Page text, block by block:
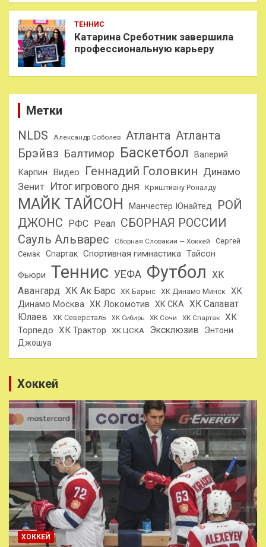
ТЕННИС
Катарина Среботник завершила
профессиональную карьеру
Метки
NLDS
Александр Соболев Атланта Атланта
Брэйвз Балтимор Баскетбол
Валерий
Карпин
Видео Геннадий Головкин Динамо
Зенит Итог игрового дня Криштиану Роналду
МАЙК ТАЙСОН Манчестер Юнайтед
РОЙ
ДЖОНС РФС Реал СБОРНАЯ РОССИИ
Сауль Альварес Сборная Словакии — Хоккей
Сергей
Семак
Спартак Спортивная гимнастика Тайсон
Фьюри Теннис УЕФА Футбол ХК
Авангард ХК Ак Барс ХК Барыс ХК Динамо Минск
ХК
Динамо Москва ХК Локомотив ХК СКА
ХК Салават
Юлаев
ХК Северсталь ХК Сибирь ХК Сочи ХК Спартак
ХК
Торпедо ХК Трактор ХК ЦСКА Эксклюзив
Энтони
Джошуа
Хоккей
ХОККЕЙ